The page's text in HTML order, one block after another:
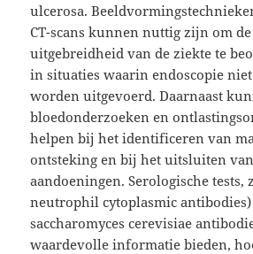
ulcerosa.
CT-scans kunnen nuttig zijn om
uitgebreidheid van de ziekte te
in situaties waarin endoscopie
worden uitgevoerd. Daarnaast
bloedonderzoeken en
helpen bij het identificeren van
ontsteking en bij het uitsluiten
aandoeningen. Serologische tests,
neutrophil cytoplasmic antibodies)
saccharomyces cerevisiae
waardevolle informatie bieden,